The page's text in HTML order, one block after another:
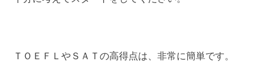
ＴＯＥＦＬやＳＡＴの高得点は、非常に簡単です。